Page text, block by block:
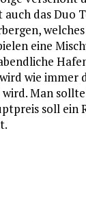
das Duo
eine
wie
Man
soll ein